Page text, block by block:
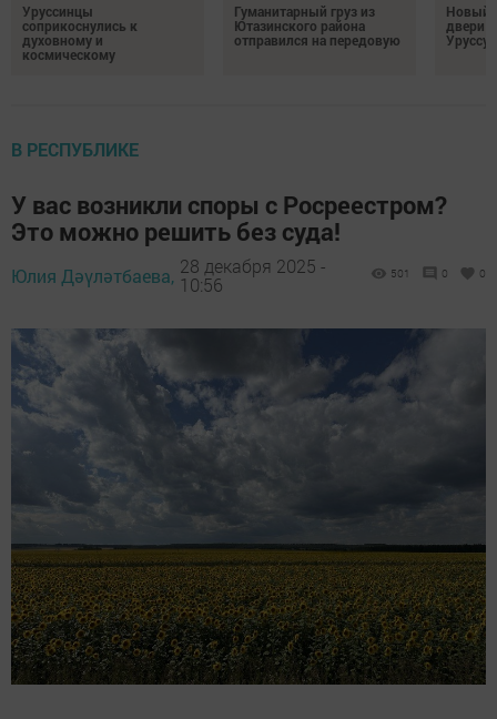
Уруссинцы
соприкоснулись к
духовному и
космическому
Гуманитарный груз из
Ютазинского района
отправился на передовую
Новый
двери
Уруссу
В РЕСПУБЛИКЕ
У вас возникли споры с Росреестром?
Это можно решить без суда!
Юлия Дәүләтбаева, 28 декабря 2025 -
10:56
501 0 0